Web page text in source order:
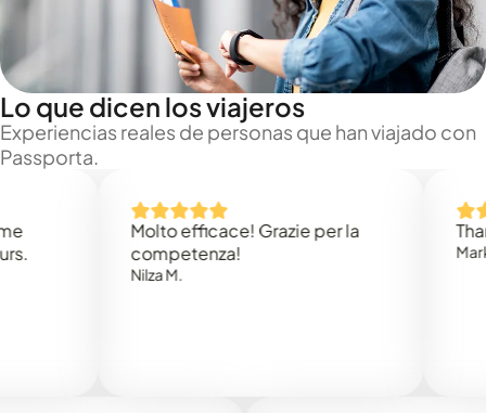
Lo que dicen los viajeros
Experiencias reales de personas que han viajado con
Passporta.
Molto efficace! Grazie per la
competenza!
Thank